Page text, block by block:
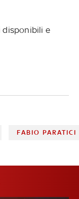
disponibili e
FABIO PARATICI